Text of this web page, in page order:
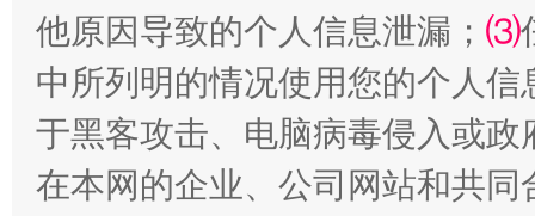
受贿1.44亿！段成刚被判无期 从幼
他原因导致的个人信息泄漏； ⑶
中所列明的情况使用您的个人
于黑客攻击、电脑病毒侵入或
在本网的企业、公司网站和共